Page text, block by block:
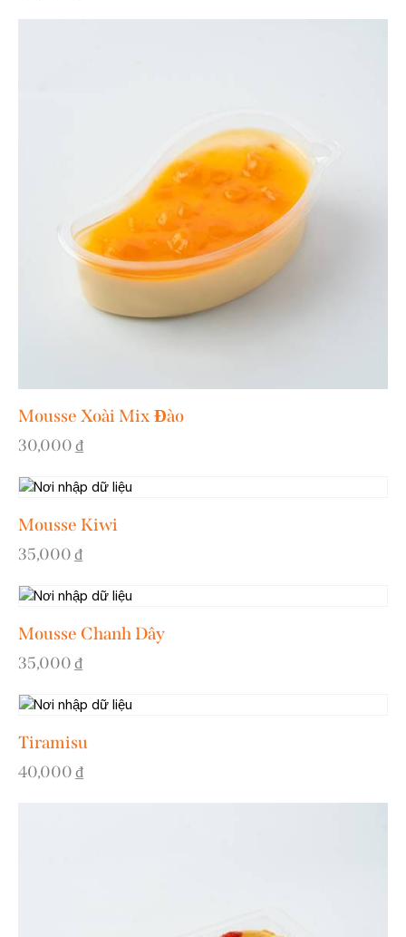
Mousse Xoài Mix Đào
30,000₫
Mousse Kiwi
35,000₫
Mousse Chanh Dây
35,000₫
Tiramisu
40,000₫